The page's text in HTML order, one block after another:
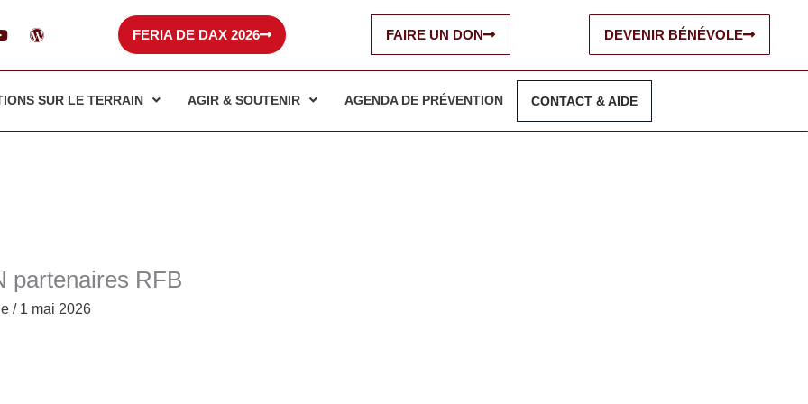
W
o
d
r
s
FERIA DE DAX 2026 FAIRE UN DON DEVENIR BÉNÉVOLE
SUR LE TERRAIN AGIR & SOUTENIR AGENDA DE PRÉVENTION CONTACT & AIDE
partenaires RFB
/ 1 mai 2026